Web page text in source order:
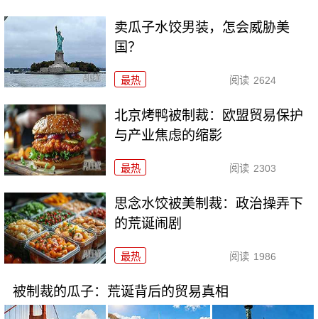
卖瓜子水饺男装，怎会威胁美
国？
最热 阅读 2624
北京烤鸭被制裁：欧盟贸易保护
与产业焦虑的缩影
最热 阅读 2303
思念水饺被美制裁：政治操弄下
的荒诞闹剧
最热 阅读 1986
被制裁的瓜子：荒诞背后的贸易真相